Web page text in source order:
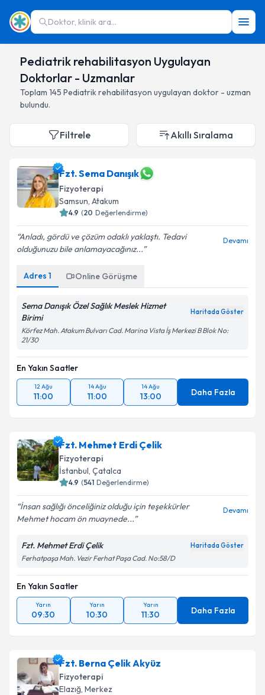
Doktor, klinik ara...
Pediatrik rehabilitasyon Uygulayan
Doktorlar - Uzmanlar
Toplam 145 Pediatrik rehabilitasyon uygulayan doktor - uzman
bulundu.
Filtrele Akıllı Sıralama
Fzt. Sema Danışık
Fizyoterapi
Samsun, Atakum
4.9 (20 Değerlendirme)
Anladı, gördü ve çözüm odaklı yaklaştı. Tedavi
olduğunuzu bile anlamayacağınız...
Devamı
Adres 1 Online Görüşme
Sema Danışık Özel Sağlık Meslek Hizmet
Birimi
Haritada Göster
Körfez Mah. Atakum Bulvarı Cad. Marina Vista İş Merkezi B Blok No:
21/30
En Yakın Saatler
12 Ağu
11:00
14 Ağu
11:00
14 Ağu
13:00 Daha Fazla
Fzt. Mehmet Erdi Çelik
Fizyoterapi
İstanbul, Çatalca
4.9 (541 Değerlendirme)
İnsan sağlığı önceliğiniz olduğu için teşekkürler
Mehmet hocam ön muaynede...
Devamı
Fzt. Mehmet Erdi Çelik Haritada Göster
Ferhatpaşa Mah. Vezir Ferhat Paşa Cad. No:58/D
En Yakın Saatler
Yarın
09:30
Yarın
10:30
Yarın
11:30 Daha Fazla
Fzt. Berna Çelik Akyüz
Fizyoterapi
Elazığ, Merkez